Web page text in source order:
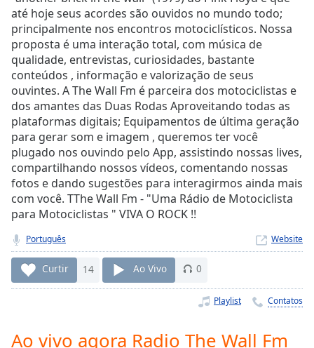
live LIVE
Remaining
Time-
Playback
Rate
Chapters
Chapters
descriptions
off,
selected
Subtitles
opens
até hoje seus acordes são ouvidos no mundo todo;
principalmente nos encontros motociclísticos. Nossa
proposta é uma interação total, com música de
qualidade, entrevistas, curiosidades, bastante
conteúdos , informação e valorização de seus
ouvintes. A The Wall Fm é parceira dos motociclistas e
dos amantes das Duas Rodas Aproveitando todas as
plataformas digitais; Equipamentos de última geração
para gerar som e imagem , queremos ter você
plugado nos ouvindo pelo App, assistindo nossas lives,
compartilhando nossos vídeos, comentando nossas
fotos e dando sugestões para interagirmos ainda mais
com você. TThe Wall Fm - "Uma Rádio de Motociclista
para Motociclistas " VIVA O ROCK !!
Português Website
Curtir 14 Ao Vivo 0
Playlist Contatos
Ao vivo agora Radio The Wall Fm